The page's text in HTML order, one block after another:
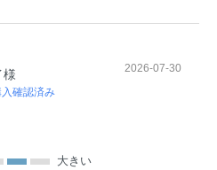
様
確認済み
2026-07-30
大きい